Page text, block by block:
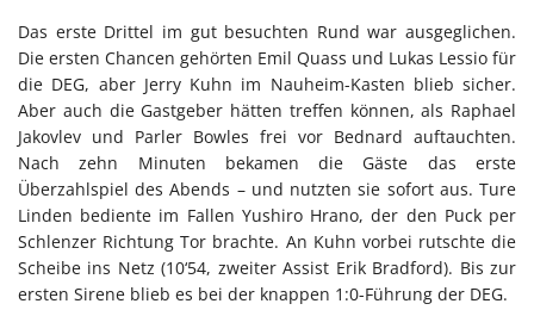
Das erste Drittel im gut besuchten Rund war ausgeglichen.
Die ersten Chancen gehörten Emil Quass und Lukas Lessio für
die DEG, aber Jerry Kuhn im Nauheim-Kasten blieb sicher.
Aber auch die Gastgeber hätten treffen können, als Raphael
Jakovlev und Parler Bowles frei vor Bednard auftauchten.
Nach zehn Minuten bekamen die Gäste das erste
Überzahlspiel des Abends – und nutzten sie sofort aus. Ture
Linden bediente im Fallen Yushiro Hrano, der den Puck per
Schlenzer Richtung Tor brachte. An Kuhn vorbei rutschte die
Scheibe ins Netz (10‘54, zweiter Assist Erik Bradford). Bis zur
ersten Sirene blieb es bei der knappen 1:0-Führung der DEG.